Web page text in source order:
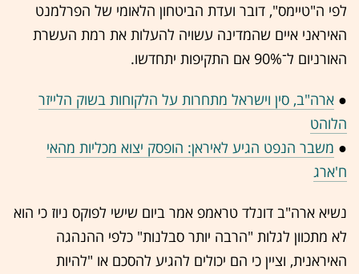
לפי ה"טיימס", דובר ועדת הביטחון הלאומי של הפרלמנט
האיראני איים שהמדינה עשויה להעלות את רמת העשרת
האורניום ל־90% אם התקיפות יתחדשו.
● ארה"ב, סין וישראל מתחרות על הלקוחות בשוק הלייזר
הלוהט
● משבר הנפט הגיע לאיראן: הופסק יצוא מכליות מהאי
ח'ארג
נשיא ארה"ב דונלד טראמפ אמר ביום שישי לפוקס ניוז כי הוא
לא מתכוון לגלות "הרבה יותר סבלנות" כלפי ההנהגה
האיראנית, וציין כי הם יכולים להגיע להסכם או "להיות